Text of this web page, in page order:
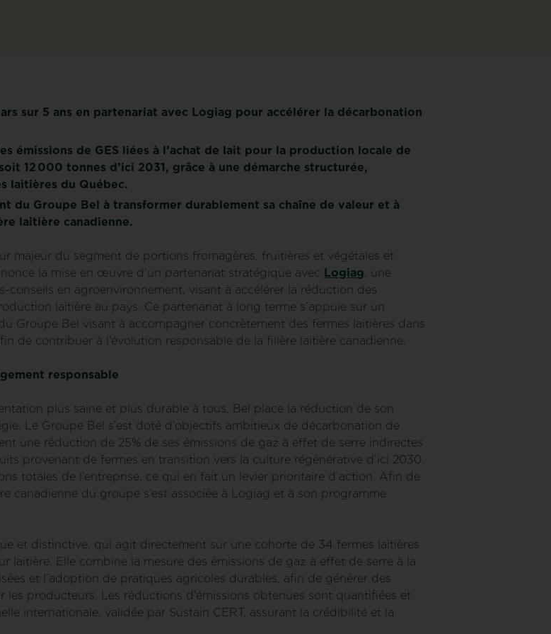
sur 5 ans en partenariat avec Logiag pour accélérer la décarbonation
émissions de GES liées à l’achat de lait pour la production locale de
12 000 tonnes d’ici 2031, grâce à une démarche structurée,
laitières du Québec.
du Groupe Bel à transformer durablement sa chaîne de valeur et à
laitière canadienne.
majeur du segment de portions fromagères, fruitières et végétales et
la mise en œuvre d’un partenariat stratégique avec Logiag, une
en agroenvironnement, visant à accélérer la réduction des
laitière au pays. Ce partenariat à long terme s’appuie sur un
Groupe Bel visant à accompagner concrètement des fermes laitières dans
de contribuer à l’évolution responsable de la filière laitière canadienne.
responsable
plus saine et plus durable à tous, Bel place la réduction de son
Le Groupe Bel s’est doté d’objectifs ambitieux de décarbonation de
une réduction de 25% de ses émissions de gaz à effet de serre indirectes
provenant de fermes en transition vers la culture régénérative d’ici 2030.
totales de l’entreprise, ce qui en fait un levier prioritaire d’action. Afin de
canadienne du groupe s’est associée à Logiag et à son programme
et distinctive, qui agit directement sur une cohorte de 34 fermes laitières
laitière. Elle combine la mesure des émissions de gaz à effet de serre à la
et l’adoption de pratiques agricoles durables, afin de générer des
producteurs. Les réductions d’émissions obtenues sont quantifiées et
internationale, validée par Sustain CERT, assurant la crédibilité et la